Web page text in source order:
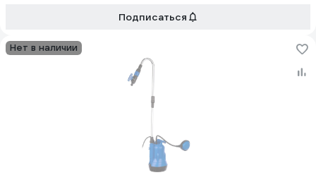
Подписаться
Нет в наличии